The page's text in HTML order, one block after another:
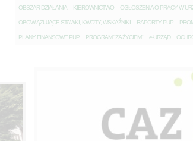
OBSZAR DZIAŁANIA KIEROWNICTWO OGŁOSZENIA O PRACY W
OBOWIĄZUJĄCE STAWKI, KWOTY, WSKAŹNIKI RAPORTY PUP P
PLANY FINANSOWE PUP PROGRAM "ZA ŻYCIEM" e-URZĄD O